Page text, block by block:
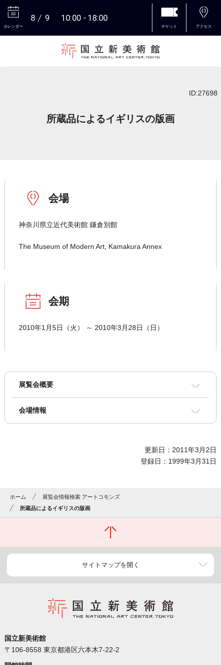
カレンダー
8 9 10:00 18:00
チケット アクセス
ID:27698
所蔵品によるイギリスの版画
会場
神奈川県立近代美術館 鎌倉別館
The Museum of Modern Art, Kamakura Annex
会期
2010年1月5日（火） ～ 2010年3月28日（日）
展覧会概要
会場情報
更新日：2011年3月2日
登録日：1999年3月31日
ホーム
展覧会情報検索 アートコモンズ
所蔵品によるイギリスの版画
サイトマップを開く
国立新美術館
〒106-8558 東京都港区六本木7-22-2